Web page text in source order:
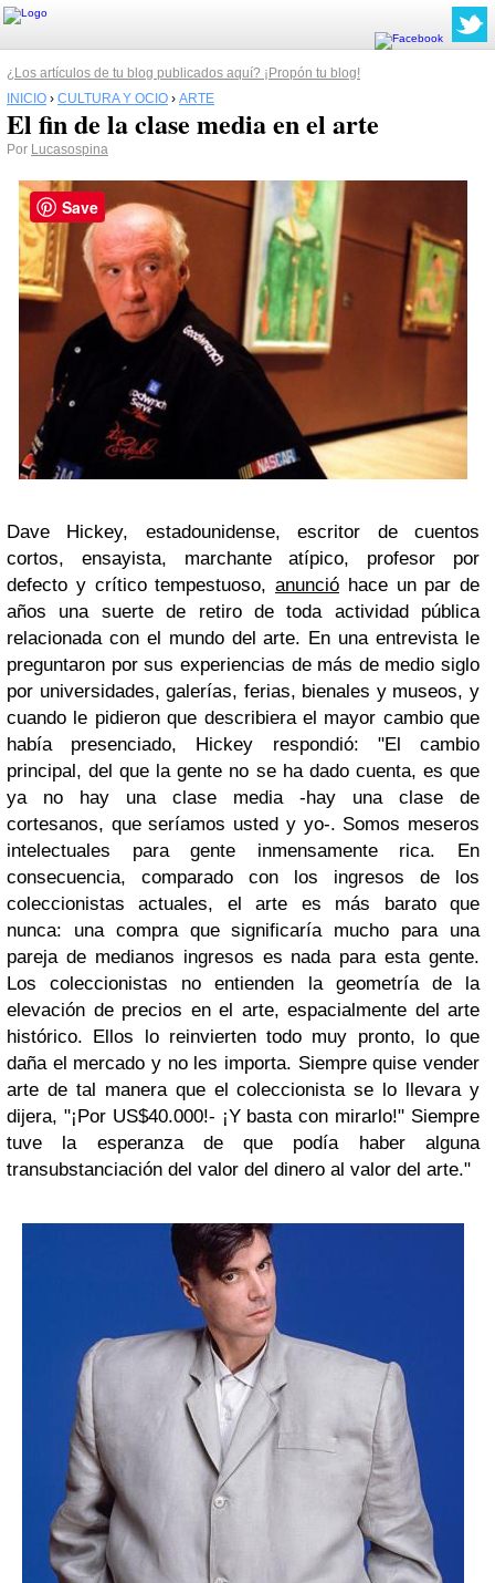
¿Los artículos de tu blog publicados aquí? ¡Propón tu blog!
INICIO › CULTURA Y OCIO › ARTE
El fin de la clase media en el arte
Por Lucasospina
Dave Hickey, estadounidense, escritor de cuentos
cortos, ensayista, marchante atípico, profesor por
defecto y crítico tempestuoso, anunció hace un par de
años una suerte de retiro de toda actividad pública
relacionada con el mundo del arte. En una entrevista le
preguntaron por sus experiencias de más de medio siglo
por universidades, galerías, ferias, bienales y museos, y
cuando le pidieron que describiera el mayor cambio que
había presenciado, Hickey respondió: "El cambio
principal, del que la gente no se ha dado cuenta, es que
ya no hay una clase media -hay una clase de
cortesanos, que seríamos usted y yo-. Somos meseros
intelectuales para gente inmensamente rica. En
consecuencia, comparado con los ingresos de los
coleccionistas actuales, el arte es más barato que
nunca: una compra que significaría mucho para una
pareja de medianos ingresos es nada para esta gente.
Los coleccionistas no entienden la geometría de la
elevación de precios en el arte, espacialmente del arte
histórico. Ellos lo reinvierten todo muy pronto, lo que
daña el mercado y no les importa. Siempre quise vender
arte de tal manera que el coleccionista se lo llevara y
dijera, "¡Por US$40.000!- ¡Y basta con mirarlo!" Siempre
tuve la esperanza de que podía haber alguna
transubstanciación del valor del dinero al valor del arte."
Save